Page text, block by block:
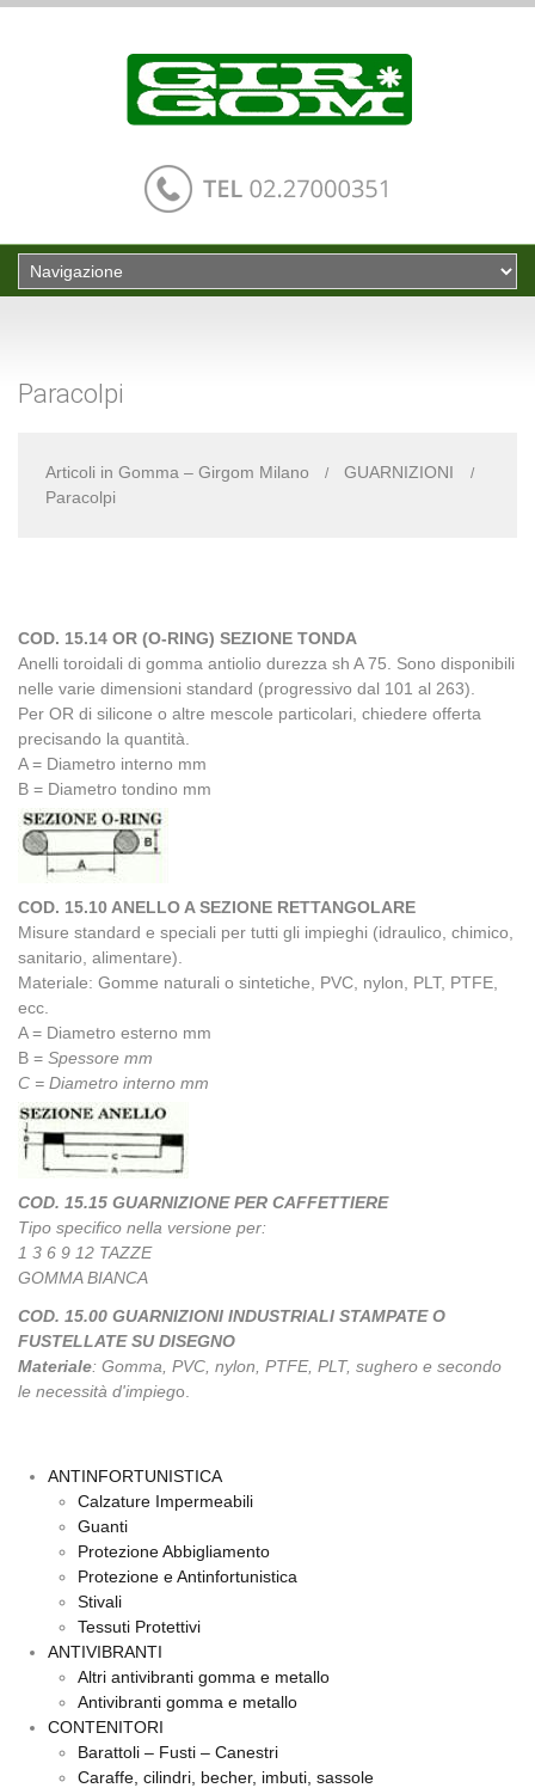
Paracolpi
Articoli in Gomma – Girgom Milano
GUARNIZIONI
Paracolpi
COD. 15.14 OR (O-RING) SEZIONE TONDA
Anelli toroidali di gomma antiolio durezza sh A 75. Sono disponibili
nelle varie dimensioni standard (progressivo dal 101 al 263).
Per OR di silicone o altre mescole particolari, chiedere offerta
precisando la quantità.
A = Diametro interno mm
B = Diametro tondino mm
COD. 15.10 ANELLO A SEZIONE RETTANGOLARE
Misure standard e speciali per tutti gli impieghi (idraulico, chimico,
sanitario, alimentare).
Materiale: Gomme naturali o sintetiche, PVC, nylon, PLT, PTFE,
ecc.
A = Diametro esterno mm
B = Spessore mm
C = Diametro interno mm
COD. 15.15 GUARNIZIONE PER CAFFETTIERE
Tipo specifico nella versione per:
1 3 6 9 12 TAZZE
GOMMA BIANCA
COD. 15.00 GUARNIZIONI INDUSTRIALI STAMPATE O
FUSTELLATE SU DISEGNO
Materiale: Gomma, PVC, nylon, PTFE, PLT, sughero e secondo
le necessità d'impiego.
ANTINFORTUNISTICA
Calzature Impermeabili
Guanti
Protezione Abbigliamento
Protezione e Antinfortunistica
Stivali
Tessuti Protettivi
ANTIVIBRANTI
Altri antivibranti gomma e metallo
Antivibranti gomma e metallo
CONTENITORI
Barattoli – Fusti – Canestri
Caraffe, cilindri, becher, imbuti, sassole